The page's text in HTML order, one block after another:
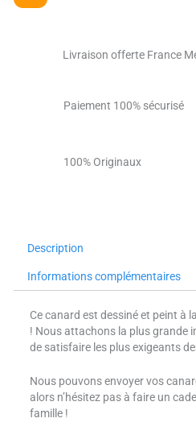
Livraison offerte France
Paiement 100% sécurisé
100% Originaux
Description
Informations complémentaires
Ce canard est dessiné et peint à
! Nous attachons la plus grande
de satisfaire les plus exigeants
Nous pouvons envoyer vos
alors n’hésitez pas à faire un
famille !